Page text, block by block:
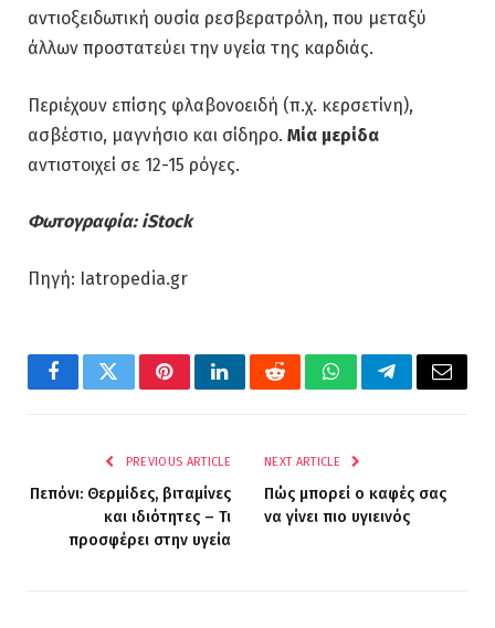
αντιοξειδωτική ουσία ρεσβερατρόλη, που μεταξύ
άλλων προστατεύει την υγεία της καρδιάς.
Περιέχουν επίσης φλαβονοειδή (π.χ. κερσετίνη),
ασβέστιο, μαγνήσιο και σίδηρο. Μία μερίδα
αντιστοιχεί σε 12-15 ρόγες.
Φωτογραφία: iStock
Πηγή: Iatropedia.gr
FacebookTwitterPinterestLinkedInRedditWhatsAppTelegramEmail
PREVIOUS ARTICLE
Πεπόνι: Θερμίδες, βιταμίνες
και ιδιότητες – Τι
προσφέρει στην υγεία
NEXT ARTICLE
Πώς μπορεί ο καφές σας
να γίνει πιο υγιεινός